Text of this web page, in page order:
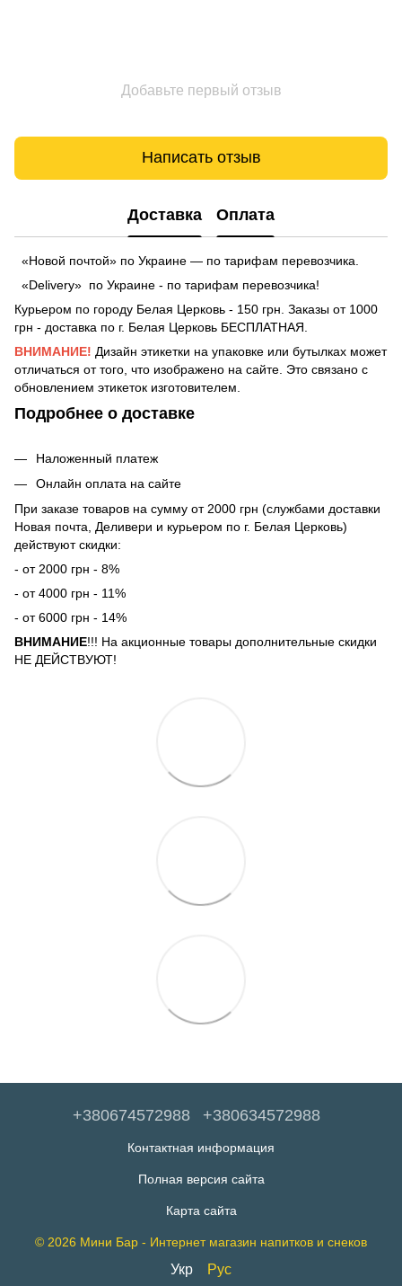
Добавьте первый отзыв
Написать отзыв
Доставка Оплата
«Новой почтой» по Украине — по тарифам перевозчика.
«Delivery» по Украине - по тарифам перевозчика!
Курьером по городу Белая Церковь - 150 грн. Заказы от 1000
грн - доставка по г. Белая Церковь БЕСПЛАТНАЯ.
ВНИМАНИЕ! Дизайн этикетки на упаковке или бутылках может
отличаться от того, что изображено на сайте. Это связано с
обновлением этикеток изготовителем.
Подробнее о доставке
Наложенный платеж
Онлайн оплата на сайте
При заказе товаров на сумму от 2000 грн (службами доставки
Новая почта, Деливери и курьером по г. Белая Церковь)
действуют скидки:
- от 2000 грн - 8%
- от 4000 грн - 11%
- от 6000 грн - 14%
ВНИМАНИЕ!!! На акционные товары дополнительные скидки
НЕ ДЕЙСТВУЮТ!
+380674572988 +380634572988
Контактная информация
Полная версия сайта
Карта сайта
© 2026 Мини Бар - Интернет магазин напитков и снеков
Укр Рус